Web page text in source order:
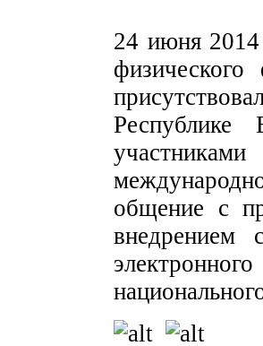
24 июня 2014
Республике
общение с
внедрением